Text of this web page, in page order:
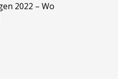
2022 – Wo